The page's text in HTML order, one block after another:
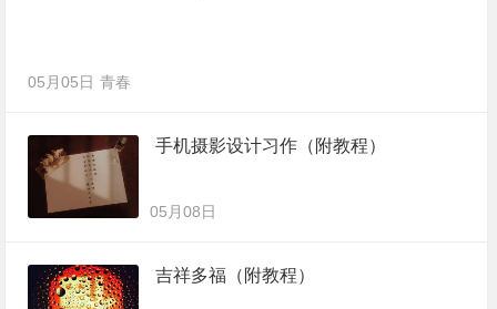
05月05日 青春
手机摄影设计习作（附教程）
05月08日
吉祥多福（附教程）